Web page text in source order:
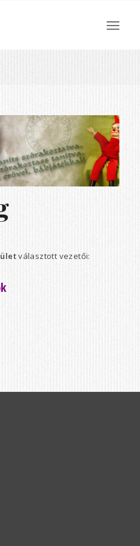
választott vezetői: